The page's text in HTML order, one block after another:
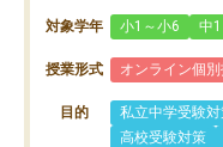
対象学年 小1～小6 中
授業形式 オンライン個
目的 私立中学受験
高校受験対策